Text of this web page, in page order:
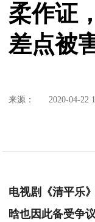
柔作证
差点被
来源： 2020-04-22
电视剧《清平乐
晗也因此备受争